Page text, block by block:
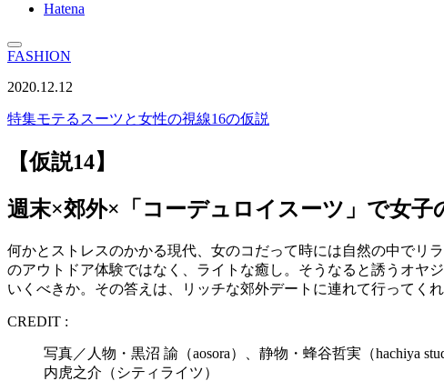
Hatena
FASHION
2020.12.12
特集モテるスーツと女性の視線16の仮説
【仮説14】
週末×郊外×「コーデュロイスーツ」で女子
何かとストレスのかかる現代、女のコだって時には自然の中でリ
のアウトドア体験ではなく、ライトな癒し。そうなると誘うオヤ
いくべきか。その答えは、リッチな郊外デートに連れて行ってく
CREDIT :
写真／人物・黒沼 諭（aosora）、静物・蜂谷哲実（hachiya
内虎之介（シティライツ）